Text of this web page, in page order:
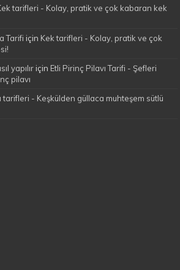
tarifleri - Kolay, pratik ve çok kabaran kek
Tarifi için Kek tarifleri - Kolay, pratik ve çok
yapılır için Etli Pirinç Pilavı Tarifi - Şefleri
pilavı
tarifleri - Keşkülden güllaca muhteşem sütlü